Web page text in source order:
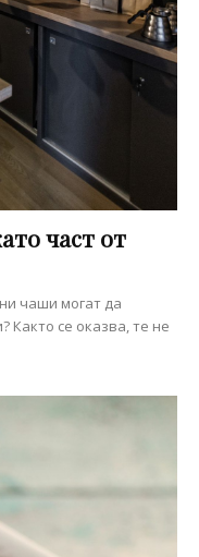
част от
чаши могат да
Както се оказва, те не